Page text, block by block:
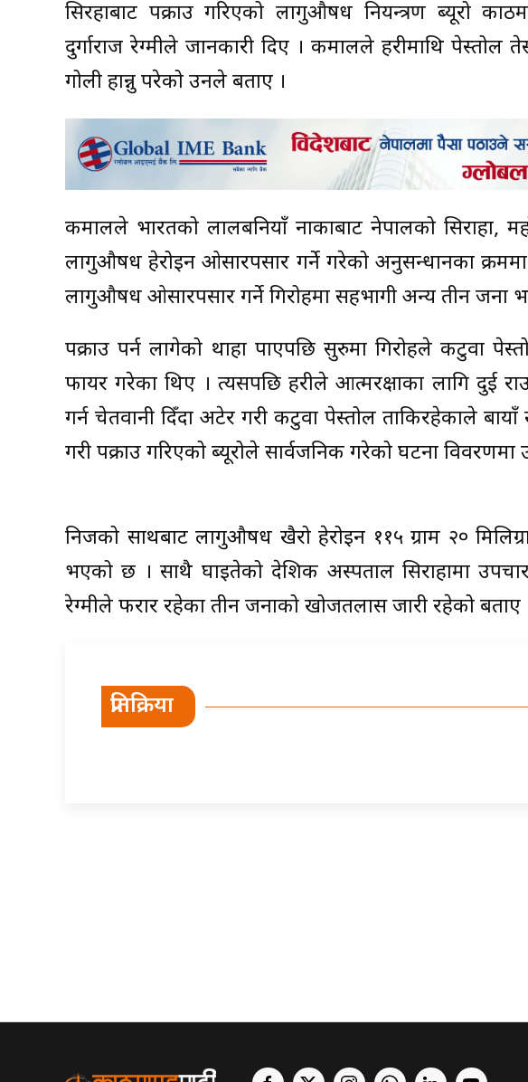
सिरहाबाट पक्राउ गरिएको लागुऔषध नियन्त्रण ब्यूरो
दुर्गाराज रेग्मीले जानकारी दिए । कमालले प्रहरीमाथि पेस्तोल
गोली हान्नु परेको उनले बताए ।
कमालले भारतको लालबनियाँ नाकाबाट नेपालको सिराहा,
लागुऔषध हेरोइन ओसारपसार गर्ने गरेको अनुसन्धानका
लागुऔषध ओसारपसार गर्ने गिरोहमा सहभागी अन्य तीन जना
पक्राउ पर्न लागेको थाहा पाएपछि सुरुमा गिरोहले कटुवा
फायर गरेका थिए । त्यसपछि प्रहरीले आत्मरक्षाका लागि दुई
गर्न चेतवानी दिँदा अटेर गरी कटुवा पेस्तोल ताकिरहेकाले
गरी पक्राउ गरिएको ब्यूरोले सार्वजनिक गरेको घटना
निजको साथबाट लागुऔषध खैरो हेरोइन ११५ ग्राम २०
भएको छ । साथै घाइतेको प्रदेशिक अस्पताल सिराहामा
रेग्मीले फरार रहेका तीन जनाको खोजतलास जारी रहेको बताए
प्रतिक्रिया